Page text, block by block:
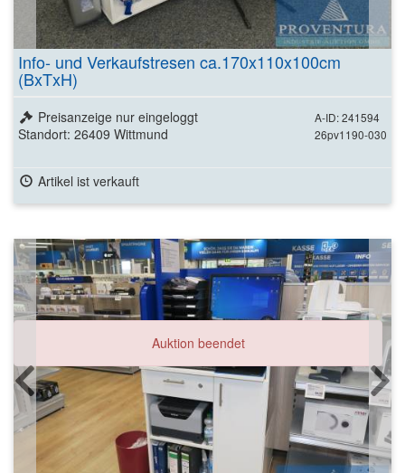
Info- und Verkaufstresen ca.170x110x100cm
(BxTxH)
A-ID: 241594
26pv1190-030
Preisanzeige nur eingeloggt
Standort: 26409 Wittmund
Artikel ist verkauft
Auktion beendet